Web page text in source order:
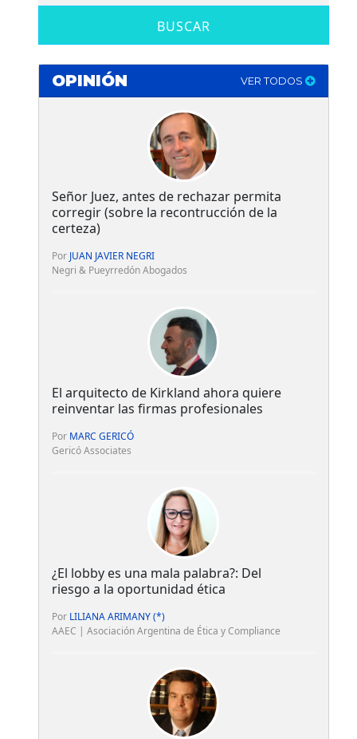
BUSCAR
OPINIÓN VER TODOS
Señor Juez, antes de rechazar permita
corregir (sobre la recontrucción de la
certeza)
Por JUAN JAVIER NEGRI
Negri & Pueyrredón Abogados
El arquitecto de Kirkland ahora quiere
reinventar las firmas profesionales
Por MARC GERICÓ
Gericó Associates
¿El lobby es una mala palabra?: Del
riesgo a la oportunidad ética
Por LILIANA ARIMANY (*)
AAEC | Asociación Argentina de Ética y Compliance